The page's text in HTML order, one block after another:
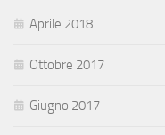
Aprile 2018
Ottobre 2017
Giugno 2017